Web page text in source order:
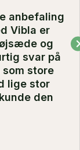
anbefaling
Vibla er
og
svar på
store
lige stor
den